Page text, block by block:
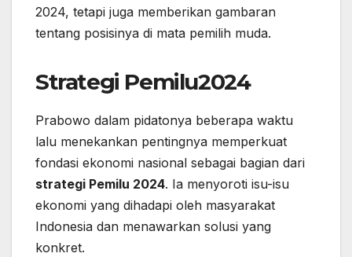
2024, tetapi juga memberikan gambaran
tentang posisinya di mata pemilih muda.
Strategi Pemilu2024
Prabowo dalam pidatonya beberapa waktu
lalu menekankan pentingnya memperkuat
fondasi ekonomi nasional sebagai bagian dari
strategi Pemilu 2024. Ia menyoroti isu-isu
ekonomi yang dihadapi oleh masyarakat
Indonesia dan menawarkan solusi yang
konkret.